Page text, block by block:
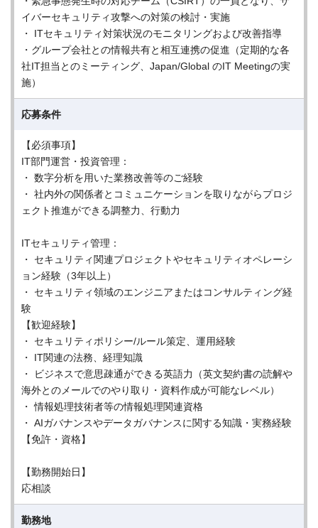
イバーセキュリティ攻撃への対策の検討・実施
・ ITセキュリティ対策状況のモニタリングおよび改善指導
・グループ会社との情報共有と相互連携の促進（定期的な各
社IT担当とのミーティング、Japan/Global のIT Meetingの実
施）
応募条件
【必須事項】
IT部門運営・投資管理：
・ 数字分析を用いた業務改善等のご経験
・ 社内外の関係者とコミュニケーションを取りながらプロジ
ェクト推進ができる調整力、行動力
ITセキュリティ管理：
・ セキュリティ関連プロジェクトやセキュリティオペレーシ
ョン経験（3年以上）
・ セキュリティ領域のエンジニアまたはコンサルティング経
験
【歓迎経験】
・ セキュリティポリシー/ルール策定、運用経験
・ IT関連の法務、経理知識
・ ビジネスで意思疎通ができる英語力（英文契約書の読解や
海外とのメールでのやり取り・資料作成が可能なレベル）
・ 情報処理技術者等の情報処理関連資格
・ AIガバナンスやデータガバナンスに関する知識・実務経験
【免許・資格】
【勤務開始日】
応相談
勤務地